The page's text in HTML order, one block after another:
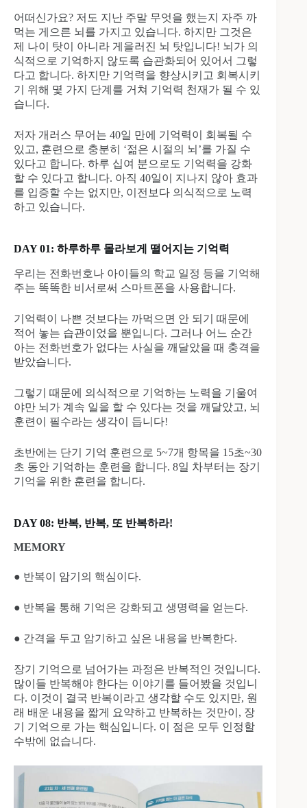
어떠신가요? 저도 지난 주말 무엇을 했는지 자주 까
먹는 게으른 뇌를 가지고 있습니다. 하지만 그것은
제 나이 탓이 아니라 게을러진 뇌 탓입니다! 뇌가 의
식적으로 기억하지 않도록 습관화되어 있어서 그렇
다고 합니다. 하지만 기억력을 향상시키고 회복시키
기 위해 몇 가지 단계를 거쳐 기억력 천재가 될 수 있
습니다.
저자 개러스 무어는 40일 만에 기억력이 회복될 수
있고, 훈련으로 충분히 ‘젊은 시절의 뇌’를 가질 수
있다고 합니다. 하루 십여 분으로도 기억력을 강화
할 수 있다고 합니다. 아직 40일이 지나지 않아 효과
를 입증할 수는 없지만, 이전보다 의식적으로 노력
하고 있습니다.
DAY 01: 하루하루 몰라보게 떨어지는 기억력
우리는 전화번호나 아이들의 학교 일정 등을 기억해
주는 똑똑한 비서로써 스마트폰을 사용합니다.
기억력이 나쁜 것보다는 까먹으면 안 되기 때문에
적어 놓는 습관이었을 뿐입니다. 그러나 어느 순간
아는 전화번호가 없다는 사실을 깨달았을 때 충격을
받았습니다.
그렇기 때문에 의식적으로 기억하는 노력을 기울여
야만 뇌가 계속 일을 할 수 있다는 것을 깨달았고, 뇌
훈련이 필수라는 생각이 듭니다!
초반에는 단기 기억 훈련으로 5~7개 항목을 15초~30
초 동안 기억하는 훈련을 합니다. 8일 차부터는 장기
기억을 위한 훈련을 합니다.
DAY 08: 반복, 반복, 또 반복하라!
MEMORY
● 반복이 암기의 핵심이다.
● 반복을 통해 기억은 강화되고 생명력을 얻는다.
● 간격을 두고 암기하고 싶은 내용을 반복한다.
장기 기억으로 넘어가는 과정은 반복적인 것입니다.
많이들 반복해야 한다는 이야기를 들어봤을 것입니
다. 이것이 결국 반복이라고 생각할 수도 있지만, 원
래 배운 내용을 짧게 요약하고 반복하는 것만이, 장
기 기억으로 가는 핵심입니다. 이 점은 모두 인정할
수밖에 없습니다.